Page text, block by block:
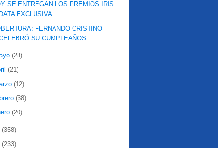
SE ENTREGAN LOS PREMIOS IRIS:
EXCLUSIVA
FERNANDO CRISTINO
SU CUMPLEAÑOS...
(28)
(21)
(12)
(38)
(20)
(358)
(233)